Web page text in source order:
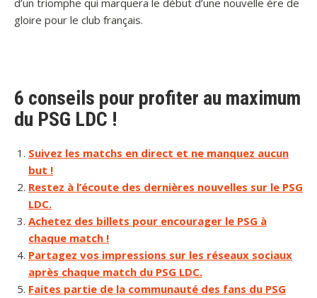
d’un triomphe qui marquera le début d’une nouvelle ère de
gloire pour le club français.
6 conseils pour profiter au maximum
du PSG LDC !
Suivez les matchs en direct et ne manquez aucun
but !
Restez à l’écoute des dernières nouvelles sur le PSG
LDC.
Achetez des billets pour encourager le PSG à
chaque match !
Partagez vos impressions sur les réseaux sociaux
après chaque match du PSG LDC.
Faites partie de la communauté des fans du PSG